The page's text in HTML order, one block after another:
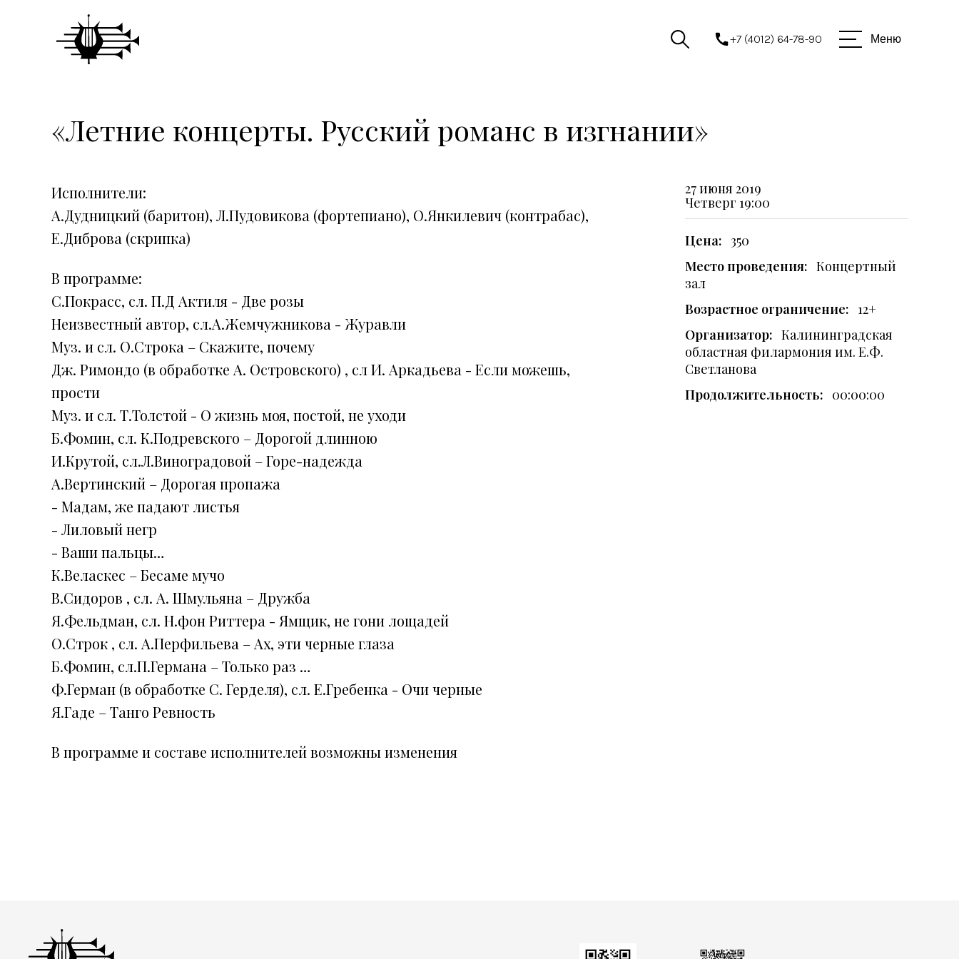
+7 (4012) 64-78-90 Меню
«Летние концерты. Русский романс в изгнании»
Исполнители:
А.Дудницкий (баритон), Л.Пудовикова (фортепиано), О.Янкилевич (контрабас),
Е.Диброва (скрипка)
В программе:
С.Покрасс, сл. П.Д Актиля - Две розы
Неизвестный автор, сл.А.Жемчужникова - Журавли
Муз. и сл. О.Строка – Скажите, почему
Дж. Римондо (в обработке А. Островского) , сл И. Аркадьева - Если можешь,
прости
Муз. и сл. Т.Толстой - О жизнь моя, постой, не уходи
Б.Фомин, сл. К.Подревского – Дорогой длинною
И.Крутой, сл.Л.Виноградовой – Горе-надежда
А.Вертинский – Дорогая пропажа
- Мадам, же падают листья
- Лиловый негр
- Ваши пальцы…
К.Веласкес – Бесаме мучо
В.Сидоров , сл. А. Шмульяна – Дружба
Я.Фельдман, сл. Н.фон Риттера - Ямщик, не гони лощадей
О.Строк , сл. А.Перфильева – Ах, эти черные глаза
Б.Фомин, сл.П.Германа – Только раз …
Ф.Герман (в обработке С. Герделя), сл. Е.Гребенка - Очи черные
Я.Гаде – Танго Ревность
В программе и составе исполнителей возможны изменения
27 июня 2019
Четверг 19:00
Цена: 350
Место проведения: Концертный
зал
Возрастное ограничение: 12+
Организатор: Калининградская
областная филармония им. Е.Ф.
Светланова
Продолжительность: 00:00:00